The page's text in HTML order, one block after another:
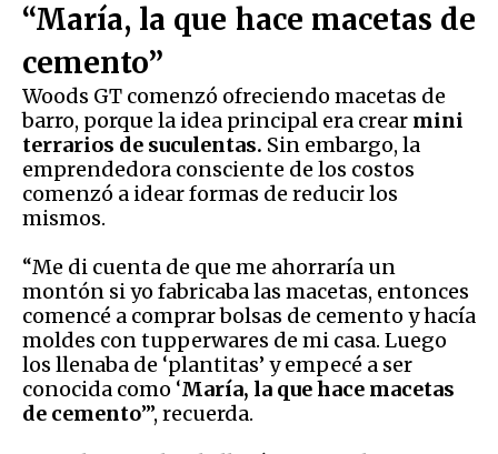
“María, la que hace macetas de
cemento”
Woods GT comenzó ofreciendo macetas de
barro, porque la idea principal era crear mini
terrarios de suculentas. Sin embargo, la
emprendedora consciente de los costos
comenzó a idear formas de reducir los
mismos.
“Me di cuenta de que me ahorraría un
montón si yo fabricaba las macetas, entonces
comencé a comprar bolsas de cemento y hacía
moldes con tupperwares de mi casa. Luego
los llenaba de ‘plantitas’ y empecé a ser
conocida como ‘María, la que hace macetas
de cemento’”, recuerda.